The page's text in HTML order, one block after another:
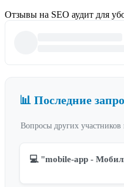
Отзывы на SEO аудит для
📊 Последние
Вопросы других
💻 "mobile-app -